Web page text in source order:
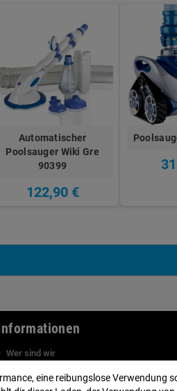
Automatischer
Poolsauger Wiki Gre
90399
122,90 €
Wer sind wir
eine reibungslose Verwendung